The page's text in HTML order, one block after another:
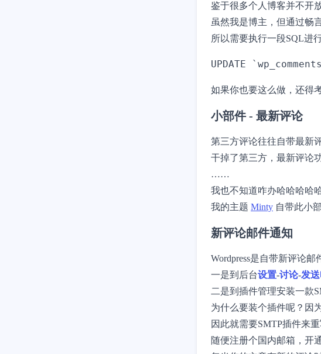
鉴于很多个人博客并不开
虽然我是博主，但通过畅
所以需要执行一段SQL进
如果你也要这么做，还得
小部件 - 最新评论
第三方评论往往自带最新
干掉了第三方，最新评论
……
我也不知道咋办哈哈哈哈
我的主题 Minty 自带此小
新评论邮件通知
Wordpress是自带新评论
一是到后台设置-讨论-发
二是到插件管理安装一款
为什么要装个插件呢？因
因此就需要SMTP插件来
随便注册个国内邮箱，开